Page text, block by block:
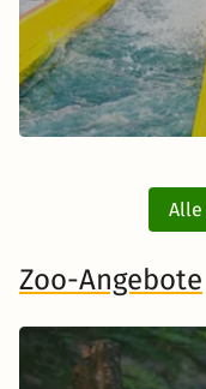
inkl.
Alle
Zoo-Angebote